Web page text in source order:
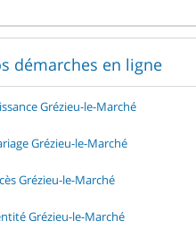
démarches en ligne
Grézieu-le-Marché
Grézieu-le-Marché
Grézieu-le-Marché
Grézieu-le-Marché